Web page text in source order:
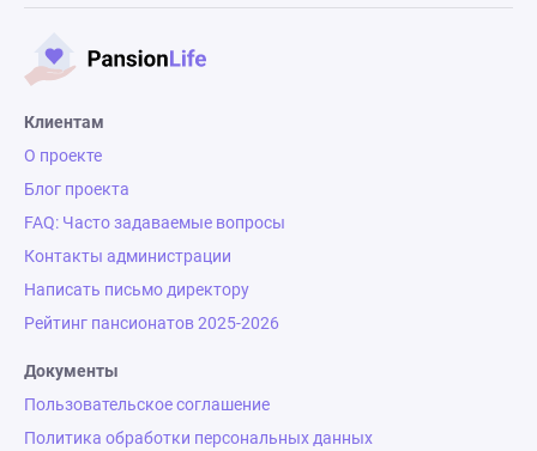
Клиентам
О проекте
Блог проекта
FAQ: Часто задаваемые вопросы
Контакты администрации
Написать письмо директору
Рейтинг пансионатов 2025-2026
Документы
Пользовательское соглашение
Политика обработки персональных данных